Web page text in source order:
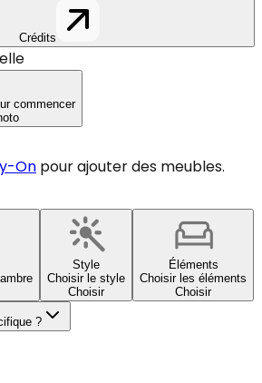
Crédits
commencer
On pour ajouter des meubles.
Style
Choisir le style
Choisir
Éléments
Choisir les éléments
Choisir
?